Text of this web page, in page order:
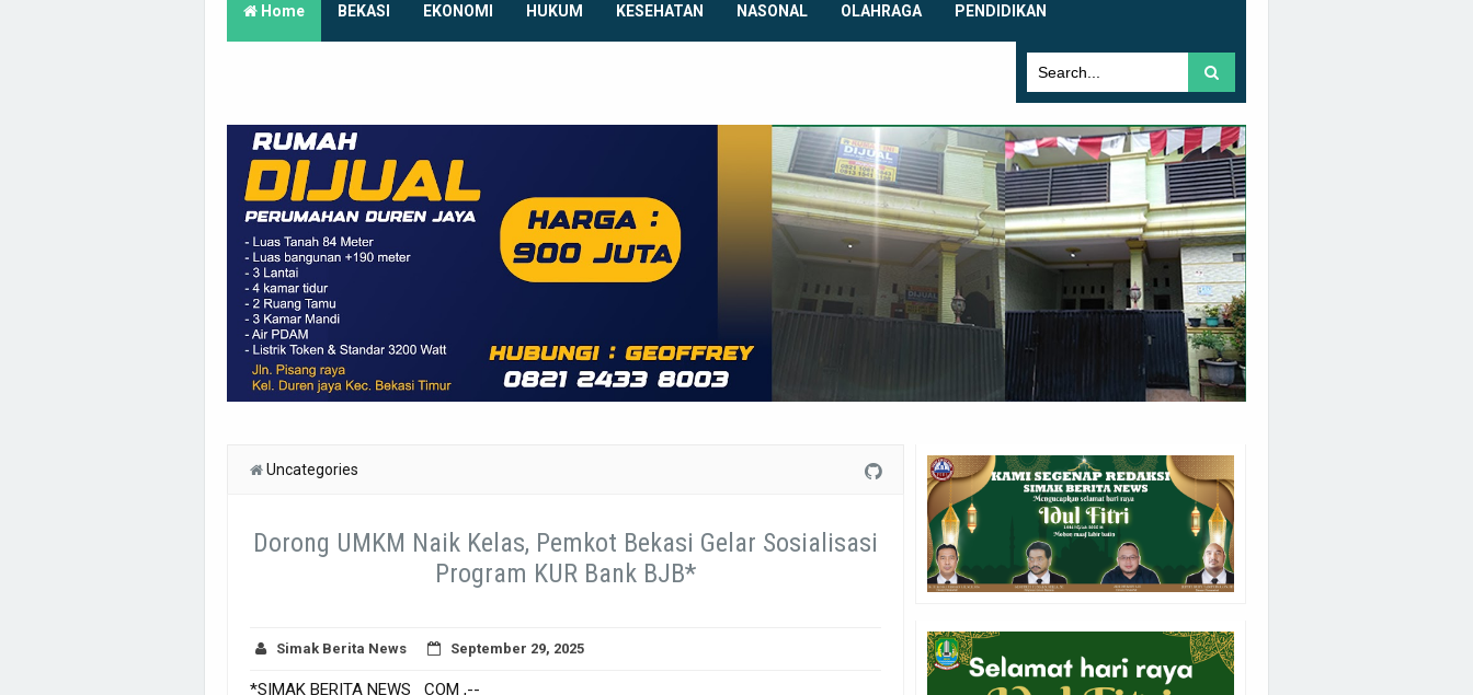
Home BEKASI EKONOMI HUKUM KESEHATAN NASONAL OLAHRAGA PENDIDIKAN
Uncategories
Dorong UMKM Naik Kelas, Pemkot Bekasi Gelar Sosialisasi
Program KUR Bank BJB*
Simak Berita News September 29, 2025
*SIMAK BERITA NEWS COM ,--